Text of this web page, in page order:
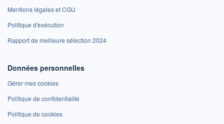
Mentions légales et CGU
Politique d'exécution
Rapport de meilleure sélection 2024
Données personnelles
Gérer mes cookies
Politique de confidentialité
Politique de cookies